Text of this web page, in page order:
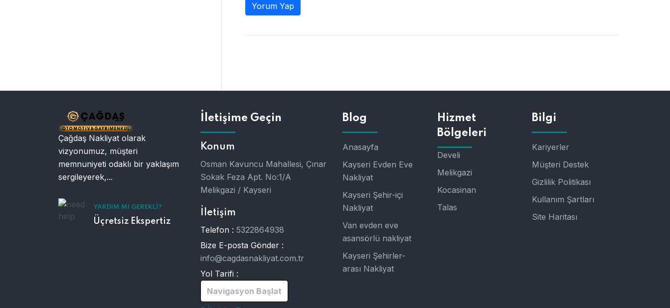
Yorum Yap
Çağdaş Nakliyat olarak
vizyonumuz, müşteri
memnuniyeti odaklı bir yaklaşım
sergileyerek,...
YARDIM MI GEREKLI?
Üçretsiz Ekspertiz
İletişime Geçin
Konum
Osman Kavuncu Mahallesi, Çınar
Sokak Feza Apt. No:1/A
Melikgazi / Kayseri
İletişim
Telefon : 5322864938
Bize E-posta Gönder :
info@cagdasnakliyat.com.tr
Yol Tarifi :
Navigasyon Başlat
Blog
Anasayfa
Kayseri Evden Eve
Nakliyat
Kayseri Şehir-içi
Nakliyat
Van evden eve
asansörlü nakliyat
Kayseri Şehirler-
arası Nakliyat
Hizmet
Bölgeleri
Develi
Melikgazi
Kocasinan
Talas
Bilgi
Kariyerler
Müşteri Destek
Gizlilik Politikası
Kullanım Şartları
Site Haritası